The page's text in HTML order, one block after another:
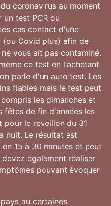
coronavirus au moment
un test PCR ou
cas contact d'une
(ou Covid plus) afin de
vous ait pas contaminé.
ce test en l'achetant
parle d'un auto test. Les
fiables mais le test peut
les dimanches et
fêtes de fin d'années les
le reveillon du 31
nuit. Le résultat est
15 à 30 minutes et peut
également réaliser
pouvant évoquer
ou certaines